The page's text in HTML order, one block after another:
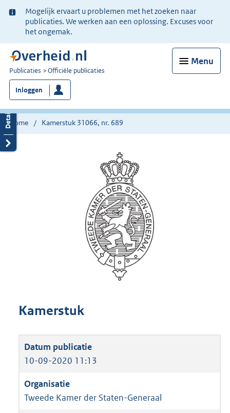
Ter
informatie:
Mogelijk ervaart u problemen met het zoeken naar
publicaties. We werken aan een oplossing. Excuses voor
het ongemak.
Menu
U
bent
nu
hier:
Publicaties Officiële publicaties
Inloggen
Home Kamerstuk 31066, nr. 689
Kamerstuk
10-09-2020 11:13
Tweede Kamer der Staten-Generaal